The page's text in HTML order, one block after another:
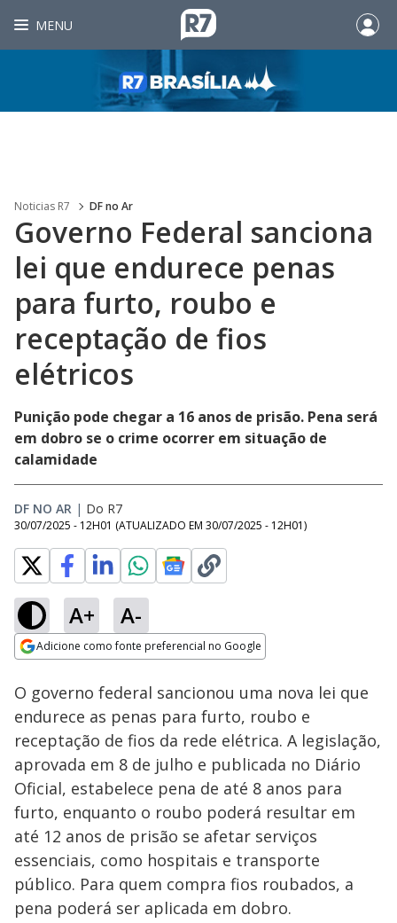
MENU
Noticias R7 DF no Ar
Governo Federal sanciona
lei que endurece penas
para furto, roubo e
receptação de fios
elétricos
Punição pode chegar a 16 anos de prisão. Pena será
em dobro se o crime ocorrer em situação de
calamidade
DF NO AR | Do R7
30/07/2025 - 12H01 (ATUALIZADO EM 30/07/2025 - 12H01)
A+ A-
Adicione como fonte preferencial no Google
Ativar
Loaded
21.35%
O governo federal sancionou uma nova lei que
endurece as penas para furto, roubo e
receptação de fios da rede elétrica. A legislação,
aprovada em 8 de julho e publicada no Diário
Oficial, estabelece pena de até 8 anos para
furto, enquanto o roubo poderá resultar em
até 12 anos de prisão se afetar serviços
essenciais, como hospitais e transporte
público. Para quem compra fios roubados, a
pena poderá ser aplicada em dobro.